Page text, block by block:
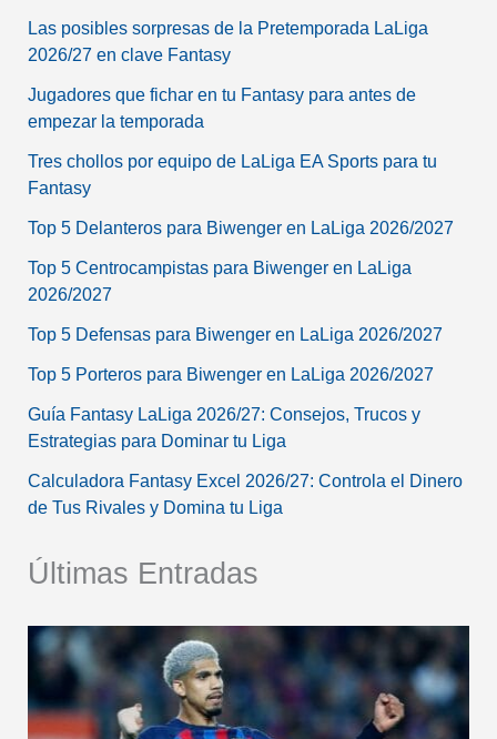
Las posibles sorpresas de la Pretemporada LaLiga
2026/27 en clave Fantasy
Jugadores que fichar en tu Fantasy para antes de
empezar la temporada
Tres chollos por equipo de LaLiga EA Sports para tu
Fantasy
Top 5 Delanteros para Biwenger en LaLiga 2026/2027
Top 5 Centrocampistas para Biwenger en LaLiga
2026/2027
Top 5 Defensas para Biwenger en LaLiga 2026/2027
Top 5 Porteros para Biwenger en LaLiga 2026/2027
Guía Fantasy LaLiga 2026/27: Consejos, Trucos y
Estrategias para Dominar tu Liga
Calculadora Fantasy Excel 2026/27: Controla el Dinero
de Tus Rivales y Domina tu Liga
Últimas Entradas